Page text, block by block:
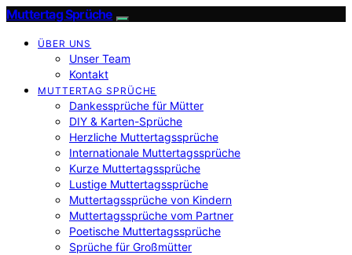
Muttertag Sprüche
ÜBER UNS
Unser Team
Kontakt
MUTTERTAG SPRÜCHE
Dankessprüche für Mütter
DIY & Karten-Sprüche
Herzliche Muttertagssprüche
Internationale Muttertagssprüche
Kurze Muttertagssprüche
Lustige Muttertagssprüche
Muttertagssprüche von Kindern
Muttertagssprüche vom Partner
Poetische Muttertagssprüche
Sprüche für Großmütter